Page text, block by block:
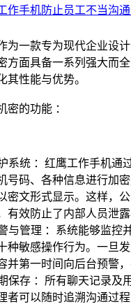
作手机防止员工不当沟
为一款专为现代企业设
方面具备一系列强大而
其性能与优势。
密的功能 ：
系统 ：红鹰工作手机通
号码、各种信息进行加
密文形式显示。这样，
有效防止了内部人员泄露
与管理 ：系统能够监控
种敏感操作行为。一旦
并第一时间向后台预警，
保存 ：所有聊天记录及
者可以随时追溯沟通过